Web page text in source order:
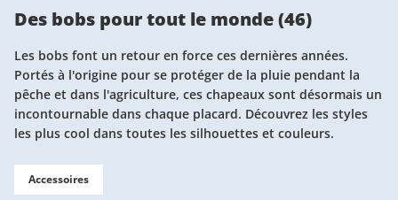
Des bobs pour tout le monde(46)
Les bobs font un retour en force ces dernières années.
Portés à l'origine pour se protéger de la pluie pendant la
pêche et dans l'agriculture, ces chapeaux sont désormais un
incontournable dans chaque placard. Découvrez les styles
les plus cool dans toutes les silhouettes et couleurs.
Accessoires